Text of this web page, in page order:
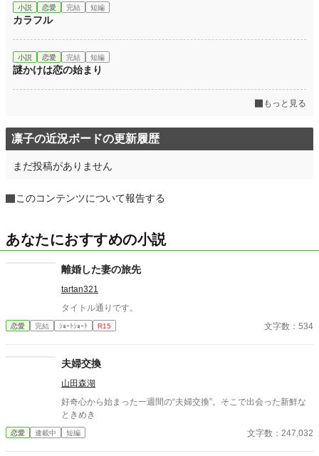
小説 恋愛 完結 短編
カラフル
小説 恋愛 完結 短編
謎かけは恋の始まり
もっと見る
凛子の近況ボードの更新履歴
まだ投稿がありません
このコンテンツについて報告する
あなたにおすすめの小説
離婚した妻の旅先
tartan321
タイトル通りです。
恋愛 完結 ｼｮｰﾄｼｮｰﾄ R15 文字数：534
夫婦交換
山田森湖
好奇心から始まった一週間の“夫婦交換”。そこで出会った新鮮な
ときめき
恋愛 連載中 短編 文字数：247,032